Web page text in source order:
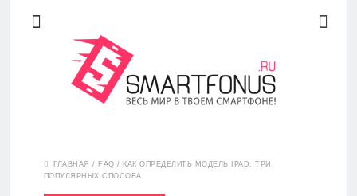
ГЛАВНАЯ / FAQ / КАК ОПРЕДЕЛИТЬ МОДЕЛЬ IPAD: ТРИ
ПОПУЛЯРНЫХ СПОСОБА